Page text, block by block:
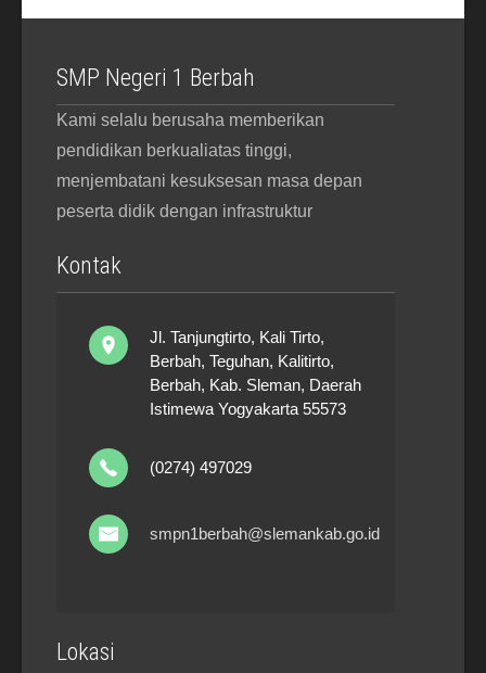
SMP Negeri 1 Berbah
Kami selalu berusaha memberikan
pendidikan berkualiatas tinggi,
menjembatani kesuksesan masa depan
peserta didik dengan infrastruktur
Kontak
Jl. Tanjungtirto, Kali Tirto,
Berbah, Teguhan, Kalitirto,
Berbah, Kab. Sleman, Daerah
Istimewa Yogyakarta 55573
(0274) 497029
smpn1berbah@slemankab.go.id
Lokasi